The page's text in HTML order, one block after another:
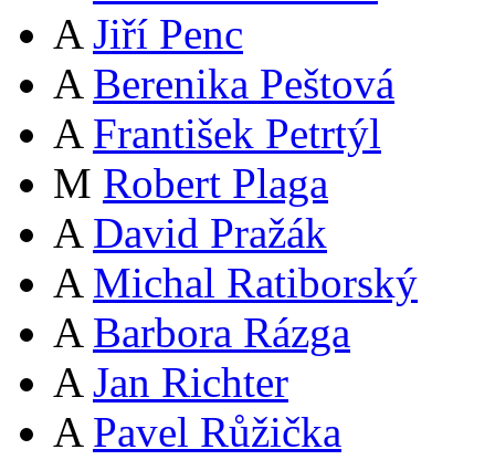
A Jiří Penc
A Berenika Peštová
A František Petrtýl
M Robert Plaga
A David Pražák
A Michal Ratiborský
A Barbora Rázga
A Jan Richter
A Pavel Růžička